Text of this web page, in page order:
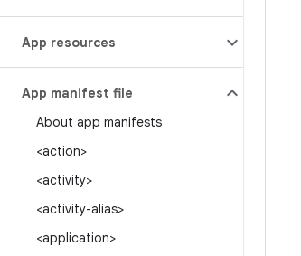
App resources
App manifest file
About app manifests
<action>
<activity>
<activity-alias>
<application>